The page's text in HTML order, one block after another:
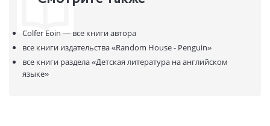
Colfer Eoin — все книги автора
все книги издательства«Random House - Penguin»
все книги раздела«Детская литература на английском
языке»